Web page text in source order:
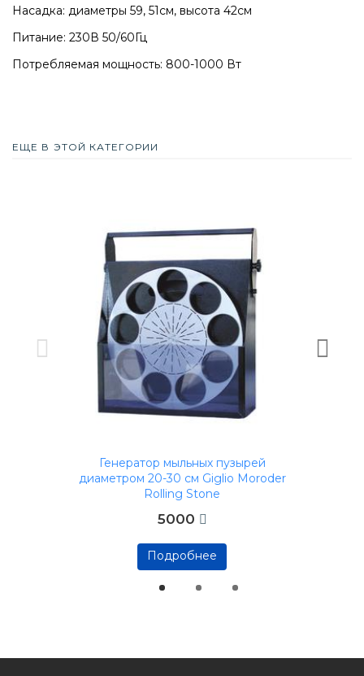
Насадка: диаметры 59, 51cм, высота 42cм
Питание: 230В 50/60Гц
Потребляемая мощность: 800-1000 Вт
ЕЩЕ В ЭТОЙ КАТЕГОРИИ
Генератор мыльных пузырей
диаметром 20-30 см Giglio Moroder
Rolling Stone
5000
Подробнее
Подробнее